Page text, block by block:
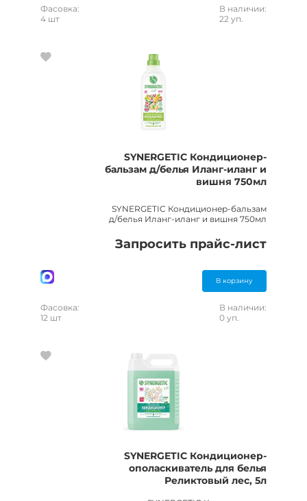
Фасовка:
4 шт
В наличии:
22 уп.
SYNERGETIC Кондиционер-
бальзам д/белья Иланг-иланг и
вишня 750мл
SYNERGETIC Кондиционер-бальзам
д/белья Иланг-иланг и вишня 750мл
Запросить прайс-лист
В корзину
Фасовка:
12 шт
В наличии:
0 уп.
SYNERGETIC Кондиционер-
ополаскиватель для белья
Реликтовый лес, 5л